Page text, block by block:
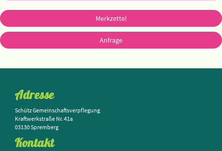
Merkzettel
Anfrage
Adresse
Schütz Gemeinschaftsverpflegung
Kraftwerkstraße Nr. 41a
03130 Spremberg
Kontakt